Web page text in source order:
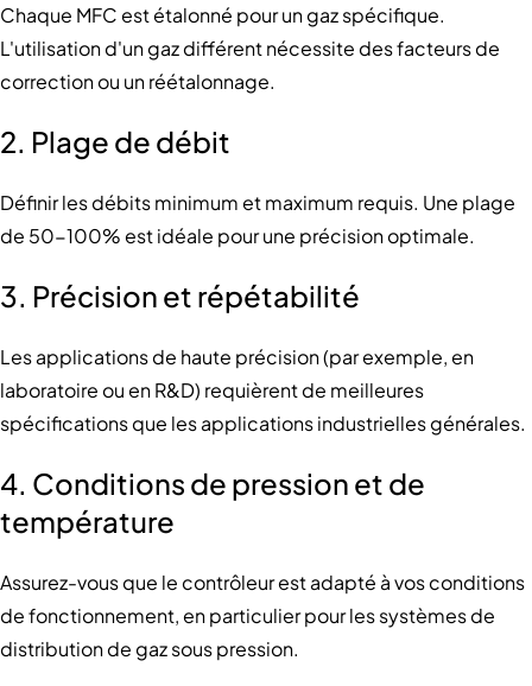
Chaque MFC est étalonné pour un gaz spécifique.
L'utilisation d'un gaz différent nécessite des facteurs de
correction ou un réétalonnage.
2. Plage de débit
Définir les débits minimum et maximum requis. Une plage
de 50-100% est idéale pour une précision optimale.
3. Précision et répétabilité
Les applications de haute précision (par exemple, en
laboratoire ou en R&D) requièrent de meilleures
spécifications que les applications industrielles générales.
4. Conditions de pression et de
température
Assurez-vous que le contrôleur est adapté à vos conditions
de fonctionnement, en particulier pour les systèmes de
distribution de gaz sous pression.